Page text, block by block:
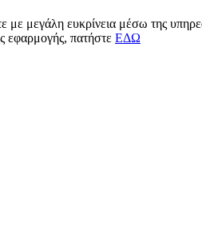
με μεγάλη ευκρίνεια μέσω της
εφαρμογής, πατήστε ΕΔΩ